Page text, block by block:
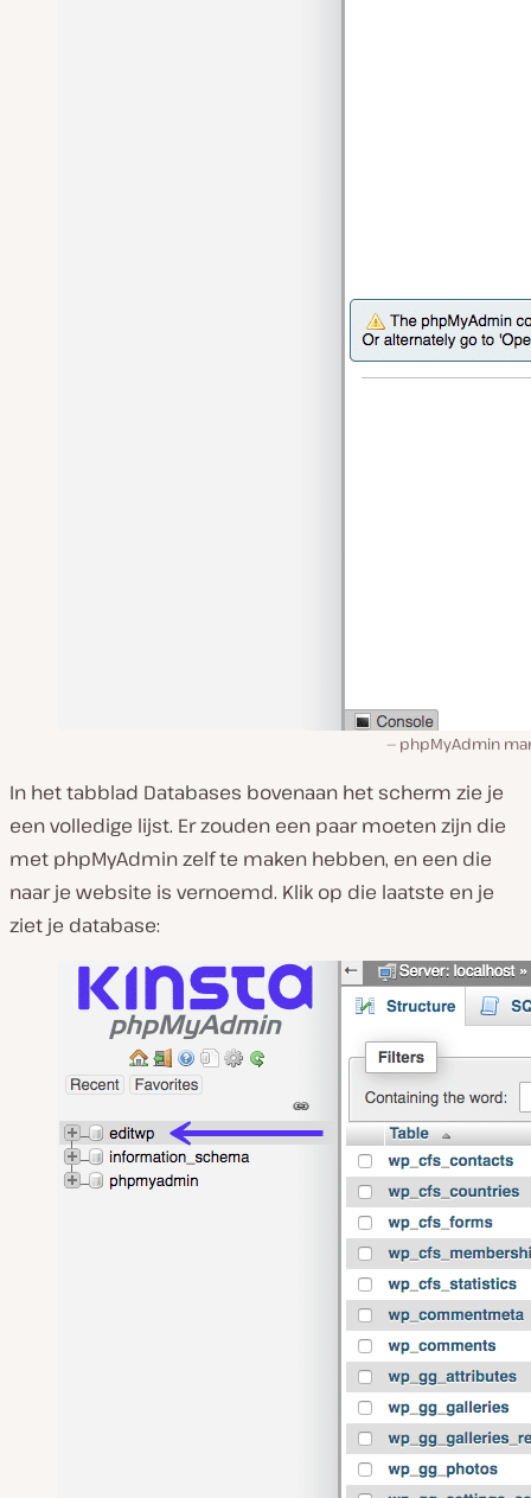
phpMyAdmin
In het tabblad Databases bovenaan het scherm zie je
een volledige lijst. Er zouden een paar moeten zijn die
met phpMyAdmin zelf te maken hebben, en een die
naar je website is vernoemd. Klik op die laatste en je
ziet je database: